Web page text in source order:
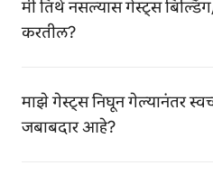
मी तिथे नसल्यास गेस्ट्स
करतील?
माझे गेस्ट्स निघून गेल्यानंतर
जबाबदार आहे?